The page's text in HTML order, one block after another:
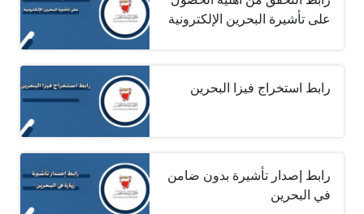
على تأشيرة البحرين الإلكترونية
رابط استخراج فيزا البحرين
رابط إصدار تأشيرة بدون ضامن
في البحرين